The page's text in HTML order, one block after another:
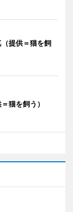
提供＝猫を飼
猫を飼う）